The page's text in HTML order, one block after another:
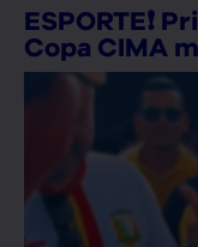
ESPORTE❗
Copa CIMA